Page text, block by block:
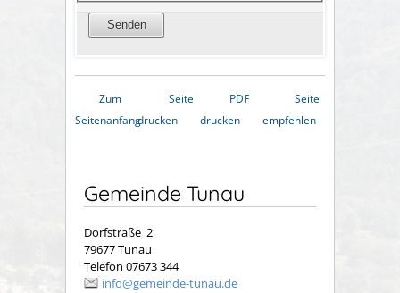
Zum
Seitenanfang
Seite
drucken
PDF
drucken
Seite
empfehlen
Gemeinde Tunau
Dorfstraße 2
79677 Tunau
Telefon 07673 344
info@gemeinde-tunau.de